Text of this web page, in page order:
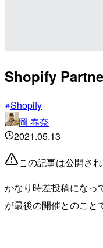
Shopify
Shopify
岡 春奈
2021.05.13
この記事は公開さ
かなり時差投稿になっ
が最後の開催とのこと